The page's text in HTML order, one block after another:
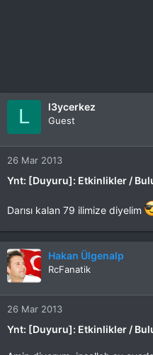
L l3ycerkez
Guest
26 Mar 2013
Ynt: [Duyuru]: Etkinlikler /
Darısı kalan 79 ilimize diyelim
Hakan Ülgenalp
RcFanatik
26 Mar 2013
Ynt: [Duyuru]: Etkinlikler /